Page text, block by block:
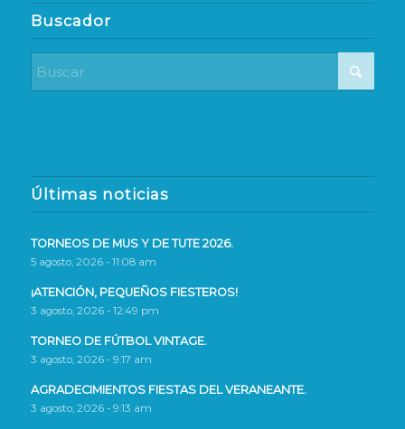
Buscador
Últimas noticias
TORNEOS DE MUS Y DE TUTE 2026.
5 agosto, 2026 - 11:08 am
¡ATENCIÓN, PEQUEÑOS FIESTEROS!
3 agosto, 2026 - 12:49 pm
TORNEO DE FÚTBOL VINTAGE.
3 agosto, 2026 - 9:17 am
AGRADECIMIENTOS FIESTAS DEL VERANEANTE.
3 agosto, 2026 - 9:13 am